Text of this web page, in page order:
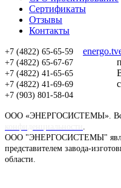
Сертификаты
Отзывы
Контакты
+7 (4822) 65-65-59
+7 (4822) 65-67-67
+7 (4822) 41-65-65
+7 (4822) 41-69-69
+7 (903) 801-58-04
ООО «ЭНЕРГОСИСТЕМЫ».
ООО "ЭНЕРГОСИСТЕМЫ"
представителем завода-